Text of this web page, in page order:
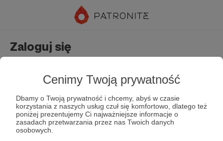
Cenimy Twoją prywatność
Dbamy o Twoją prywatność i chcemy, abyś w czasie
korzystania z naszych usług czuł się komfortowo, dlatego też
poniżej prezentujemy Ci najważniejsze informacje o
zasadach przetwarzania przez nas Twoich danych
osobowych.
Zaloguj się